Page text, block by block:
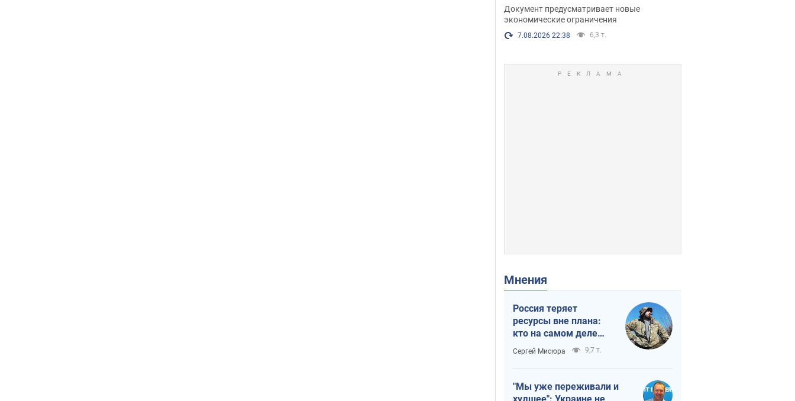
Документ предусматривает новые
экономические ограничения
7.08.2026 22:38 6,3 т.
Мнения
Россия теряет
ресурсы вне плана:
кто на самом деле
диктует темп войны
Сергей Мисюра 9,7 т.
"Мы уже переживали и